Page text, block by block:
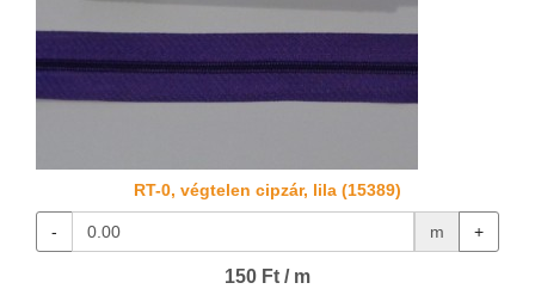
RT-0, végtelen cipzár, lila (15389)
- m +
150 Ft / m